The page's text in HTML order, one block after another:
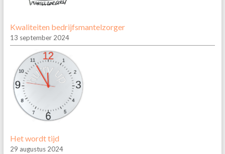
Kwaliteiten bedrijfsmantelzorger
13 september 2024
Het wordt tijd
29 augustus 2024